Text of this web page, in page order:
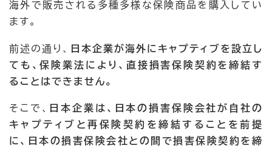
海外で販売される多種多様な保険商品を購入してい
ます。
前述の通り、
日本企業が海外にキャプティブを設立し
ても、保険業法により、直接損害保険契約を締結す
ることはできません。
そこで、
日本企業は、日本の損害保険会社が自社の
キャプティブと再保険契約を締結することを前提
に、日本の損害保険会社との間で損害保険契約を締